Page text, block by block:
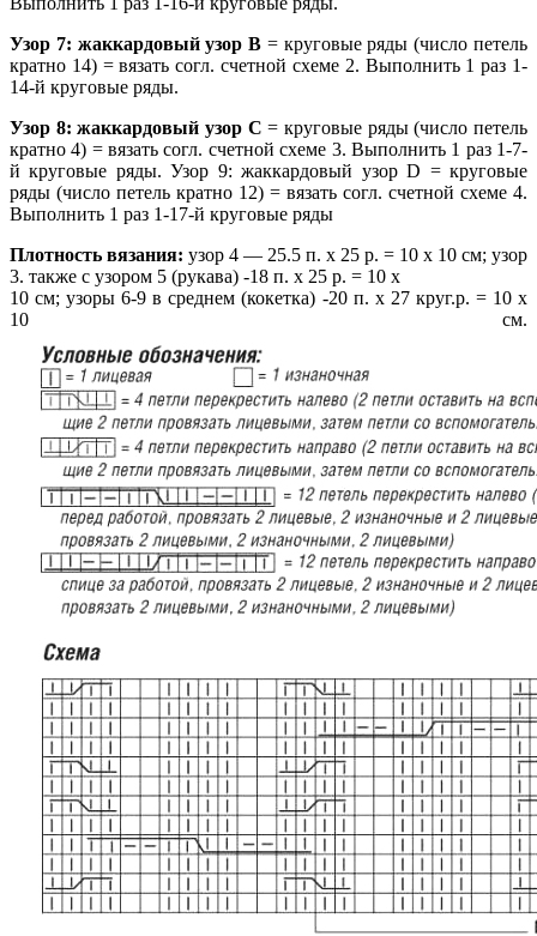
Узор 7: жаккардовый узор В = круговые ряды (число петель
кратно 14) = вязать согл. счетной схеме 2. Выполнить 1 раз 1-
14-й круговые ряды.
Узор 8: жаккардовый узор С = круговые ряды (число петель
кратно 4) = вязать согл. счетной схеме 3. Выполнить 1 раз 1-7-
й круговые ряды. Узор 9: жаккардовый узор D = круговые
ряды (число петель кратно 12) = вязать согл. счетной схеме 4.
Выполнить 1 раз 1-17-й круговые ряды
Плотность вязания: узор 4 — 25.5 п. х 25 р. = 10 х 10 см; узор
3. также с узором 5 (рукава) -18 п. х 25 р. = 10 х
10 см; узоры 6-9 в среднем (кокетка) -20 п. х 27 круг.р. = 10 х
10 см.